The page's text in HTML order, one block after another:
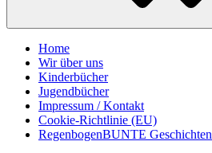
Home
Wir über uns
Kinderbücher
Jugendbücher
Impressum / Kontakt
Cookie-Richtlinie (EU)
RegenbogenBUNTE Geschichten